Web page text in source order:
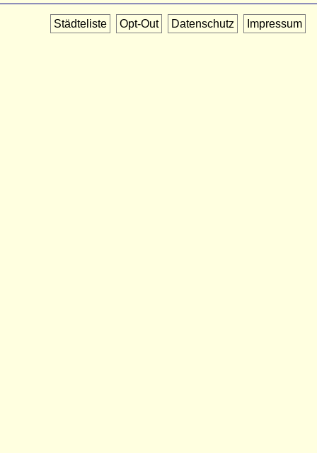
Städteliste Opt-Out Datenschutz Impressum